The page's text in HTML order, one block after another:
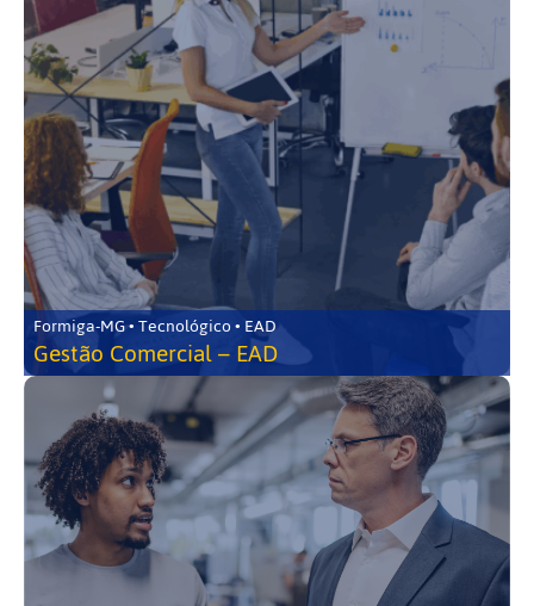
Formiga-MG • Tecnológico • EAD
Gestão Comercial – EAD